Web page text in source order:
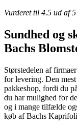
Vurderet til 4.5 ud af
Sundhed og
Bachs
Størstedelen af
for levering. Den
pakkeshop, fordi du
du har mulighed for
og i mange tilfælde
køb af Bachs